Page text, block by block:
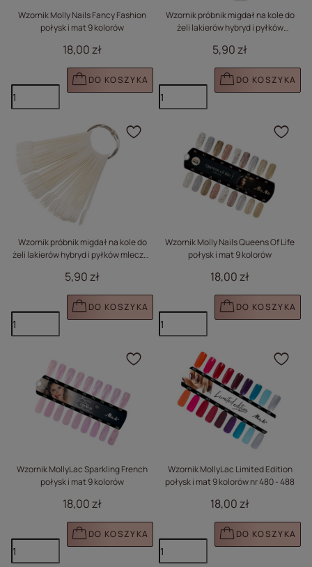
Wzornik Molly Nails Fancy Fashion
połysk i mat 9 kolorów
18,00 zł
DO KOSZYKA
Wzornik próbnik migdał na kole do
żeli lakierów hybryd i pyłków
5,90 zł
DO KOSZYKA
Wzornik próbnik migdał na kole do
żeli lakierów hybryd i pyłków mleczny
5,90 zł
DO KOSZYKA
Kliknij, aby dodać
Wzornik Molly Nails Queens Of Life
połysk i mat 9 kolorów
18,00 zł
DO KOSZYKA
Wzornik MollyLac Sparkling French
połysk i mat 9 kolorów
18,00 zł
DO KOSZYKA
Kliknij, aby dodać
Wzornik MollyLac Limited Edition
połysk i mat 9 kolorów nr 480 - 488
18,00 zł
DO KOSZYKA